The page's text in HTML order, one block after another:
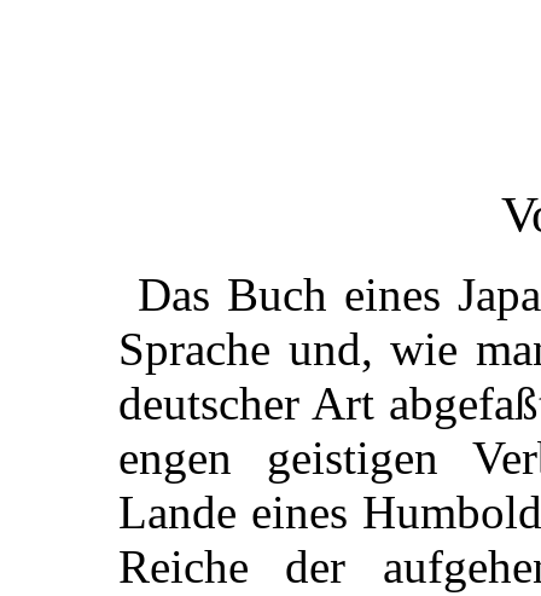
Das Buch eines
Sprache und, wie
deutscher Art
engen geistigen
Lande eines
Reiche der